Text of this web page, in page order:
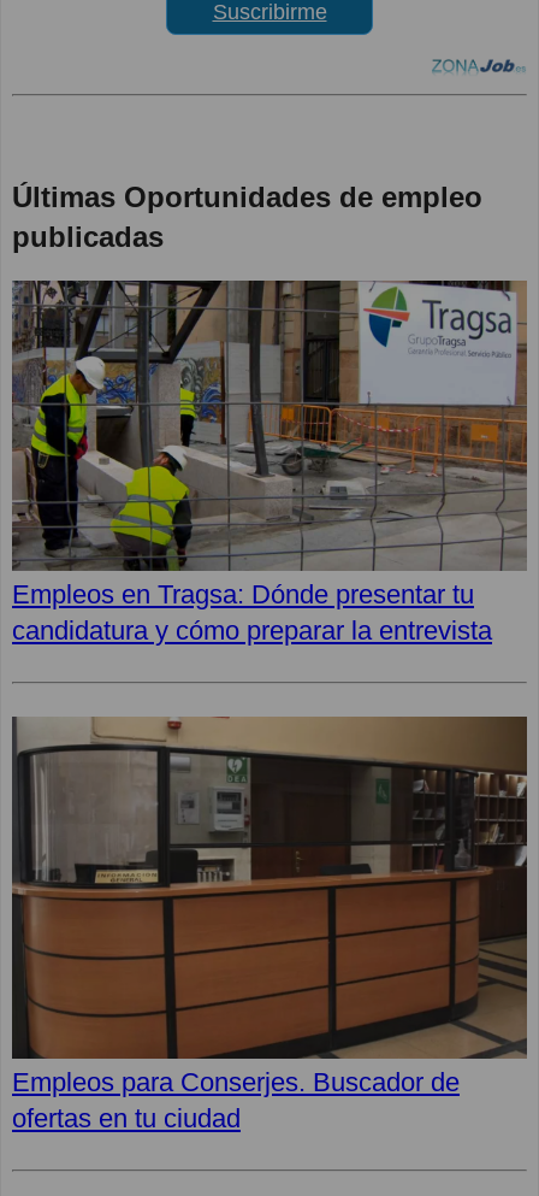
Suscribirme
Últimas Oportunidades de empleo
publicadas
Empleos en Tragsa: Dónde presentar tu
candidatura y cómo preparar la entrevista
Empleos para Conserjes. Buscador de
ofertas en tu ciudad